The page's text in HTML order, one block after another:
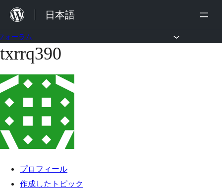
を
ス
ッ
プ
日本語
ォーラム
コ
テ
ン
へ
ス
txrrq390
プロフィール
作成したトピック